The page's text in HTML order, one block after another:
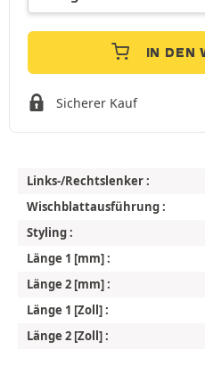
IN DEN
Sicherer Kauf
Links-/Rechtslenker :
Wischblattausführung :
Styling :
Länge 1 [mm] :
Länge 2 [mm] :
Länge 1 [Zoll] :
Länge 2 [Zoll] :